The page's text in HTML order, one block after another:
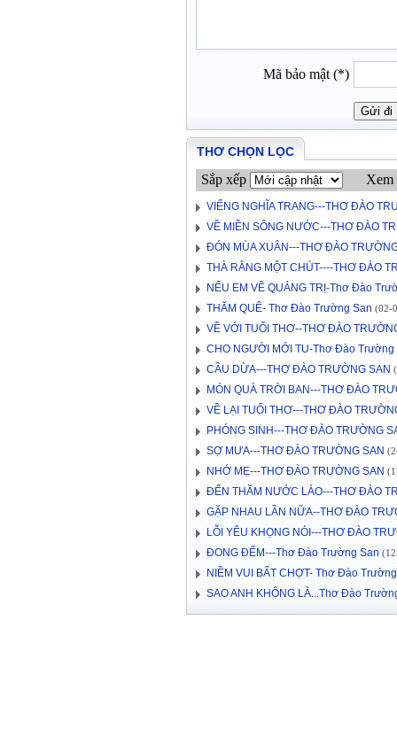
Mã bảo mật (*)
THƠ CHỌN LỌC
Sắp xếp Xem
VIẾNG NGHĨA TRANG---THƠ ĐÀO
VỀ MIỀN SÔNG NƯỚC---THƠ ĐÀO
ĐÓN MÙA XUÂN---THƠ ĐÀO
THÀ RẰNG MỘT CHÚT----THƠ ĐÀO
NẾU EM VỀ QUẢNG TRỊ-Thơ Đào
THĂM QUÊ- Thơ Đào Trường San (02-
VỀ VỚI TUỔI THƠ--THƠ ĐÀO
CHO NGƯỜI MỚI TU-Thơ Đào Trường
CẦU DỪA---THƠ ĐÀO TRƯỜNG SAN
MÓN QUÀ TRỜI BAN---THƠ ĐÀO
VỀ LẠI TUỔI THƠ---THƠ ĐÀO
PHÓNG SINH---THƠ ĐÀO TRƯỜNG
SỢ MƯA---THƠ ĐÀO TRƯỜNG SAN
NHỚ MẸ---THƠ ĐÀO TRƯỜNG SAN
ĐẾN THĂM NƯỚC LÀO---THƠ ĐÀO
GẶP NHAU LẦN NỮA--THƠ ĐÀO
LỖI YÊU KHỌNG NÓI---THƠ ĐÀO
ĐONG ĐẾM---Thơ Đào Trường San
NIỀM VUI BẤT CHỢT- Thơ Đào
SAO ANH KHÔNG LÀ...Thơ Đào